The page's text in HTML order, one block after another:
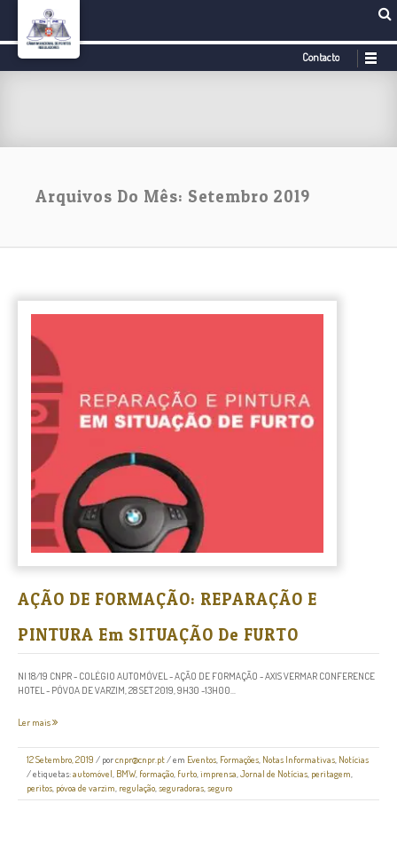
Contacto
Arquivos Do Mês: Setembro 2019
AÇÃO DE FORMAÇÃO: REPARAÇÃO E
PINTURA Em SITUAÇÃO De FURTO
NI 18/19 CNPR - COLÉGIO AUTOMÓVEL - AÇÃO DE FORMAÇÃO - AXIS VERMAR CONFERENCE
HOTEL - PÓVOA DE VARZIM, 28 SET 2019, 9H30 -13H00...
Ler mais
12 Setembro, 2019 / porcnpr@cnpr.pt/ em Eventos, Formações, Notas Informativas, Notícias
/ etiquetas:automóvel, BMW, formação, furto,imprensa,Jornal de Notícias, peritagem,
peritos, póvoa de varzim, regulação,seguradoras,seguro